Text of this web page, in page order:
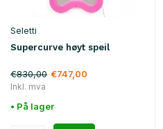
Seletti
Supercurve høyt speil
€830,00 €747,00
Inkl. mva
• På lager